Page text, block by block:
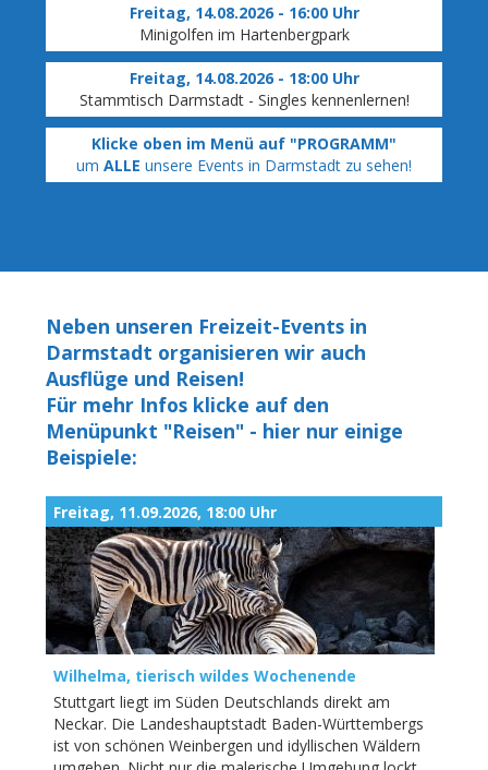
Freitag, 14.08.2026 - 16:00 Uhr
Minigolfen im Hartenbergpark
Freitag, 14.08.2026 - 18:00 Uhr
Stammtisch Darmstadt - Singles kennenlernen!
Klicke oben im Menü auf "PROGRAMM"
um ALLE unsere Events in Darmstadt zu sehen!
Neben unseren Freizeit-Events in
Darmstadt organisieren wir auch
Ausflüge und Reisen!
Für mehr Infos klicke auf den
Menüpunkt "Reisen" - hier nur einige
Beispiele:
Freitag, 11.09.2026, 18:00 Uhr
Wilhelma, tierisch wildes Wochenende
Stuttgart liegt im Süden Deutschlands direkt am
Neckar. Die Landeshauptstadt Baden-Württembergs
ist von schönen Weinbergen und idyllischen Wäldern